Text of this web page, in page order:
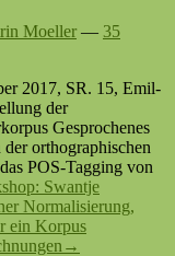
Moeller — 35
2017, SR. 15, Emil-
der
Gesprochenes
orthographischen
POS-Tagging von
Swantje
Normalisierung,
ein Korpus
→